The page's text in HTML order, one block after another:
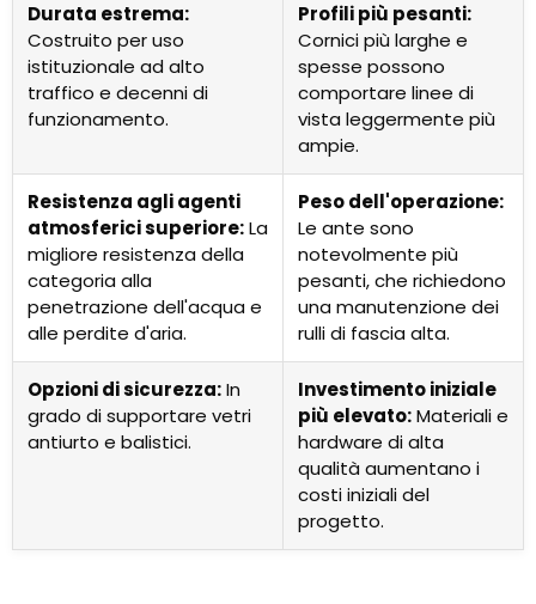
Durata estrema:
Costruito per uso
istituzionale ad alto
traffico e decenni di
funzionamento.
Profili più pesanti:
Cornici più larghe e
spesse possono
comportare linee di
vista leggermente più
ampie.
Resistenza agli agenti
atmosferici superiore:La
migliore resistenza della
categoria alla
penetrazione dell'acqua e
alle perdite d'aria.
Peso dell'operazione:
Le ante sono
notevolmente più
pesanti, che richiedono
una manutenzione dei
rulli di fascia alta.
Opzioni di sicurezza:In
grado di supportare vetri
antiurto e balistici.
Investimento iniziale
più elevato:Materiali e
hardware di alta
qualità aumentano i
costi iniziali del
progetto.